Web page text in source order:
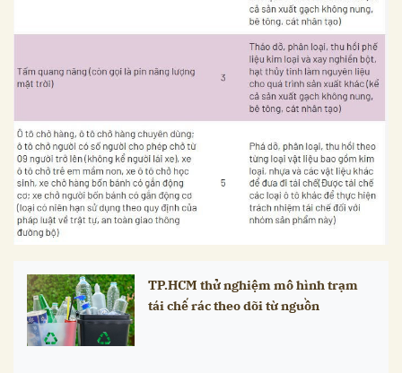
TP.HCM thử nghiệm mô hình trạm
tái chế rác theo dõi từ nguồn